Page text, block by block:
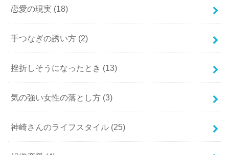
恋愛の現実 (18)
手つなぎの誘い方 (2)
挫折しそうになったとき (13)
気の強い女性の落とし方 (3)
神崎さんのライフスタイル (25)